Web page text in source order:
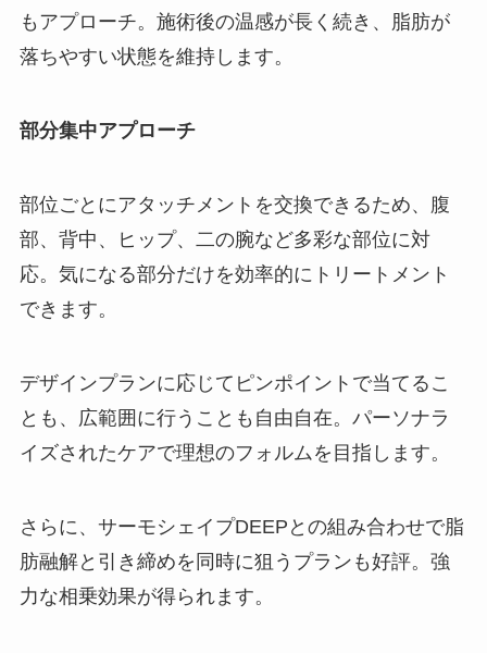
もアプローチ。施術後の温感が長く続き、脂肪が
落ちやすい状態を維持します。
部分集中アプローチ
部位ごとにアタッチメントを交換できるため、腹
部、背中、ヒップ、二の腕など多彩な部位に対
応。気になる部分だけを効率的にトリートメント
できます。
デザインプランに応じてピンポイントで当てるこ
とも、広範囲に行うことも自由自在。パーソナラ
イズされたケアで理想のフォルムを目指します。
さらに、サーモシェイプDEEPとの組み合わせで脂
肪融解と引き締めを同時に狙うプランも好評。強
力な相乗効果が得られます。